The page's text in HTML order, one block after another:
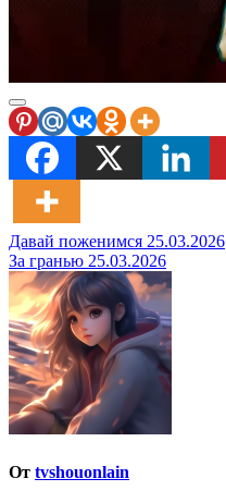
Навигация
по
записям
Давай поженимся 25.03.2026
За гранью 25.03.2026
От tvshouonlain